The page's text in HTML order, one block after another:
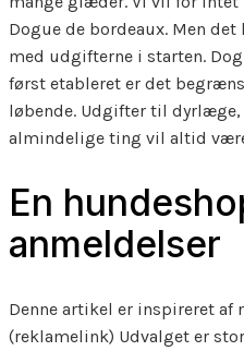
Dogue de bordeaux. Men
med udgifterne i starten.
først etableret er det
løbende. Udgifter til
almindelige ting vil altid
En
anmeldelser
Denne artikel er inspireret af
(reklamelink) Udvalget er